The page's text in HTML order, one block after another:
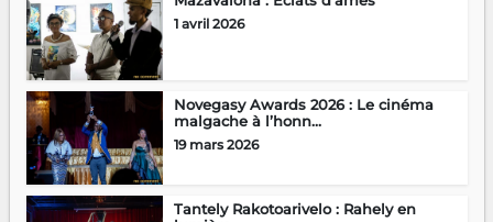
1 avril 2026
Novegasy Awards 2026 : Le cinéma
malgache à l’honn...
19 mars 2026
Tantely Rakotoarivelo : Rahely en